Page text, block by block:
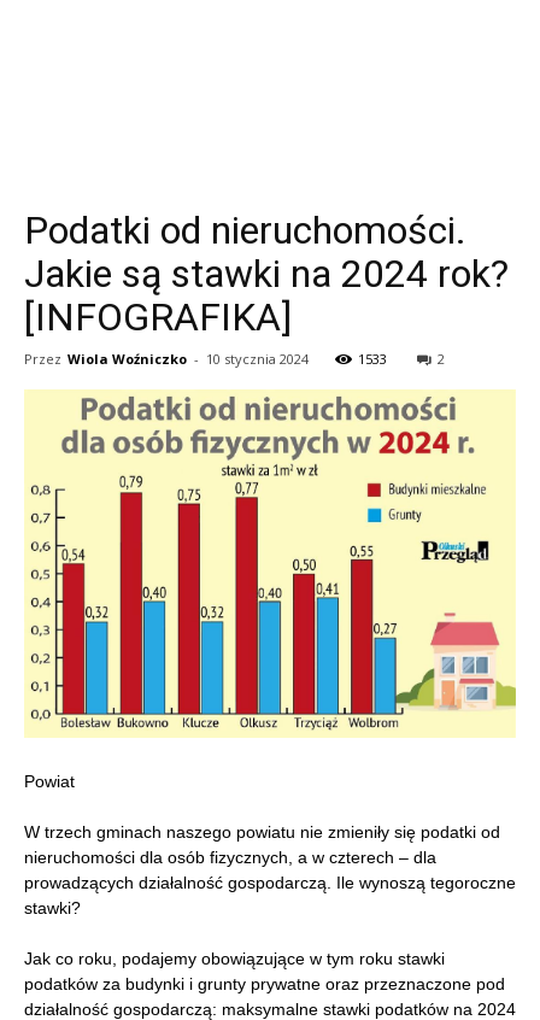
Podatki od nieruchomości.
Jakie są stawki na 2024 rok?
[INFOGRAFIKA]
Przez Wiola Woźniczko - 10 stycznia 2024 1533 2
Powiat
W trzech gminach naszego powiatu nie zmieniły się podatki od
nieruchomości dla osób fizycznych, a w czterech – dla
prowadzących działalność gospodarczą. Ile wynoszą tegoroczne
stawki?
Jak co roku, podajemy obowiązujące w tym roku stawki
podatków za budynki i grunty prywatne oraz przeznaczone pod
działalność gospodarczą: maksymalne stawki podatków na 2024